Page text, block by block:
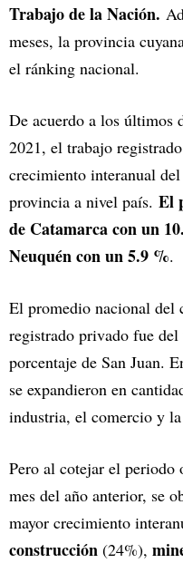
Trabajo de la Nación.
meses, la provincia
el ránking nacional.
De acuerdo a los últimos
2021, el trabajo
crecimiento interanual
provincia a nivel país. El
de Catamarca con un
Neuquén con un 5.9 %.
El promedio nacional del
registrado privado fue
porcentaje de San Juan.
se expandieron en
industria, el comercio y
Pero al cotejar el periodo
mes del año anterior, se
mayor crecimiento
construcción (24%),